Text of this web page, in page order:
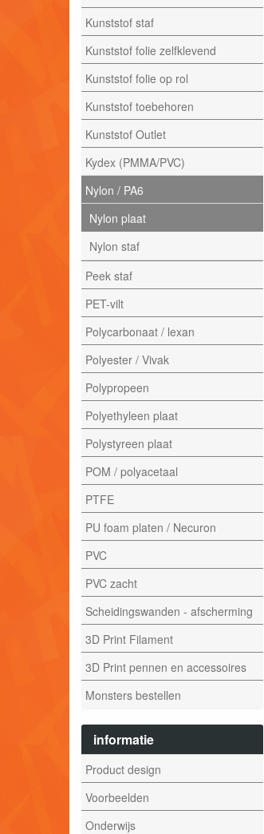
Kunststof staf
Kunststof folie zelfklevend
Kunststof folie op rol
Kunststof toebehoren
Kunststof Outlet
Kydex (PMMA/PVC)
Nylon / PA6
Nylon plaat
Nylon staf
Peek staf
PET-vilt
Polycarbonaat / lexan
Polyester / Vivak
Polypropeen
Polyethyleen plaat
Polystyreen plaat
POM / polyacetaal
PTFE
PU foam platen / Necuron
PVC
PVC zacht
Scheidingswanden - afscherming
3D Print Filament
3D Print pennen en accessoires
Monsters bestellen
informatie
Product design
Voorbeelden
Onderwijs